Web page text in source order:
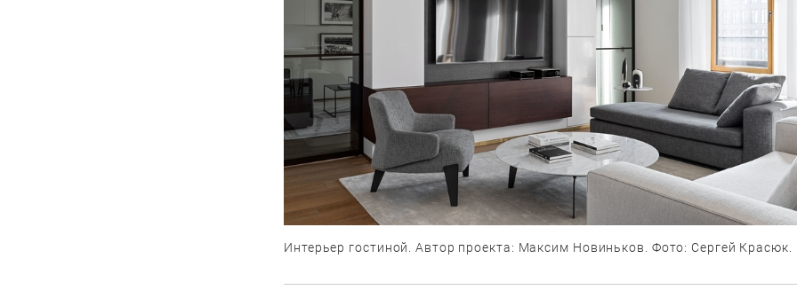
Интерьер гостиной. Автор проекта: Максим Новиньков. Фото: Сергей Красюк.